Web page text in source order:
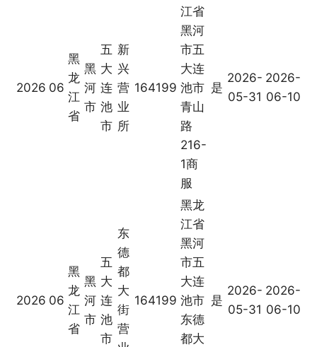
2026 06
黑
龙
江
省
黑
河
市
五
大
连
池
市
新
兴
营
业
所
164199
江省
黑河
市五
大连
池市
青山
路
216-
1商
服
是
2026-
05-31
2026-
06-10
2026 06
黑
龙
江
省
黑
河
市
五
大
连
池
市
东
德
都
大
街
营
164199
黑龙
江省
黑河
市五
大连
池市
东德
都大
是
2026-
05-31
2026-
06-10